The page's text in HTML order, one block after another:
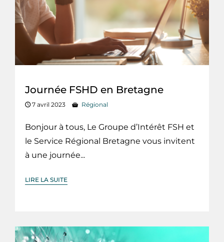
Journée FSHD en Bretagne
7 avril 2023 Régional
Bonjour à tous, Le Groupe d’Intérêt FSH et
le Service Régional Bretagne vous invitent
à une journée...
LIRE LA SUITE